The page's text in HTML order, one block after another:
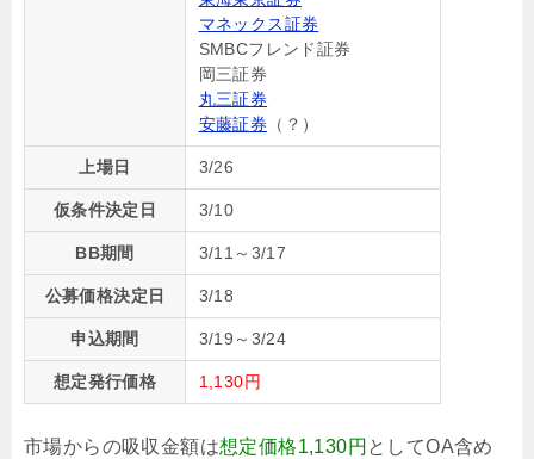
マネックス証券
SMBCフレンド証券
岡三証券
丸三証券
安藤証券 （？）
上場日 3/26
仮条件決定日 3/10
BB期間 3/11～3/17
公募価格決定日 3/18
申込期間 3/19～3/24
想定発行価格 1,130円
市場からの吸収金額は想定価格1,130円 としてOA含め